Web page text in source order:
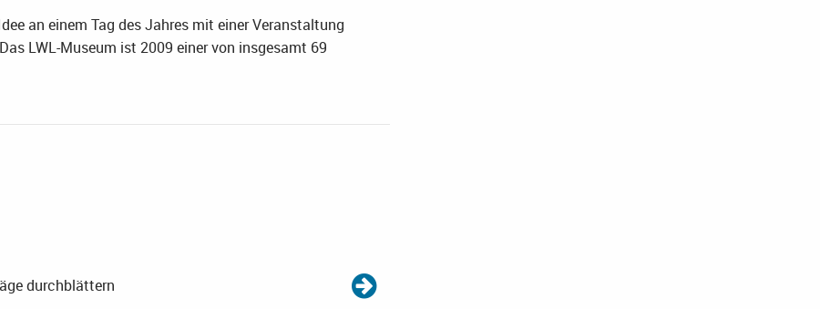
an einem Tag des Jahres mit einer Veranstaltung
LWL-Museum ist 2009 einer von insgesamt 69
durchblättern